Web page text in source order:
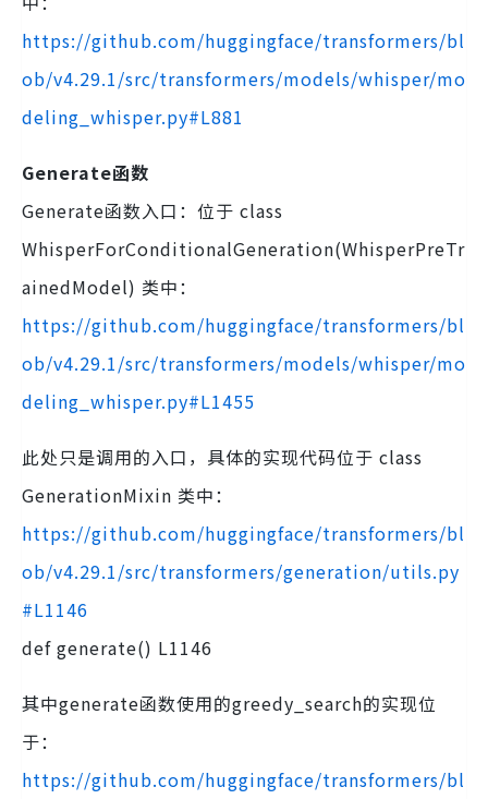
https://github.com/huggingface/transformers/bl
ob/v4.29.1/src/transformers/models/whisper/mo
deling_whisper.py#L881
Generate函数
Generate函数入口：位于 class
WhisperForConditionalGeneration(WhisperPreTr
ainedModel) 类中：
https://github.com/huggingface/transformers/bl
ob/v4.29.1/src/transformers/models/whisper/mo
deling_whisper.py#L1455
此处只是调用的入口，具体的实现代码位于 class
GenerationMixin 类中：
https://github.com/huggingface/transformers/bl
ob/v4.29.1/src/transformers/generation/utils.py
#L1146
def generate() L1146
其中generate函数使用的greedy_search的实现位
于：
https://github.com/huggingface/transformers/bl